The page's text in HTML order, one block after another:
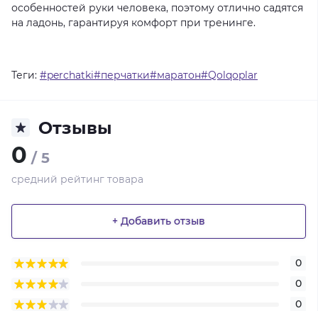
особенностей руки человека, поэтому отлично садятся
на ладонь, гарантируя комфорт при тренинге.
Теги: #perchatki#перчатки#маратон#Qolqoplar
Отзывы
0 / 5
средний рейтинг товара
+ Добавить отзыв
0
0
0